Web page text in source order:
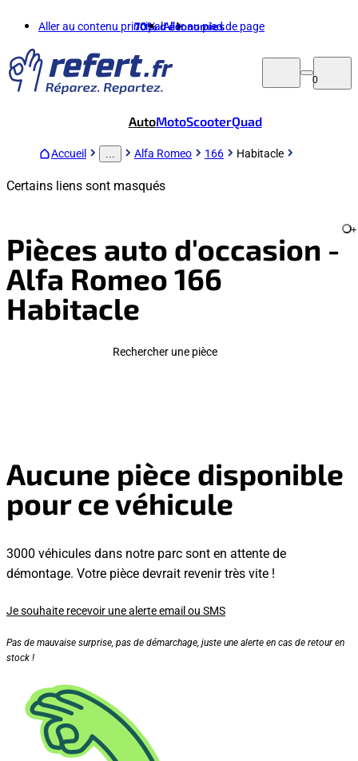
Aller au contenu principalAller au pied de page
70%d'économies
0
AutoMotoScooterQuad
Accueil Alfa Romeo 166 Habitacle
Certains liens sont masqués
Pièces auto d'occasion -
Alfa Romeo 166
Habitacle
+
Rechercher une pièce
Aucune pièce disponible
pour ce véhicule
3000 véhicules dans notre parc sont en attente de
démontage. Votre pièce devrait revenir très vite !
Je souhaite recevoir une alerte email ou SMS
Pas de mauvaise surprise, pas de démarchage, juste une alerte en cas de retour en
stock !